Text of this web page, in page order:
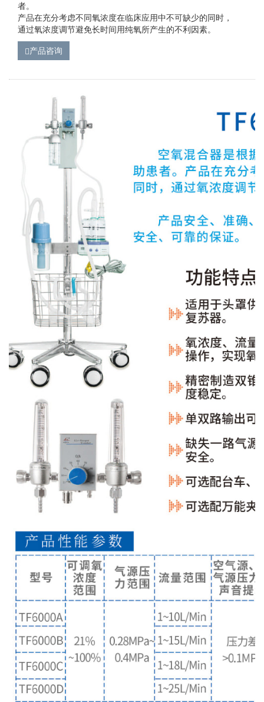
者。
产品在充分考虑不同氧浓度在临床应用中不可缺少的同时，
通过氧浓度调节避免长时间用纯氧所产生的不利因素。
产品咨询